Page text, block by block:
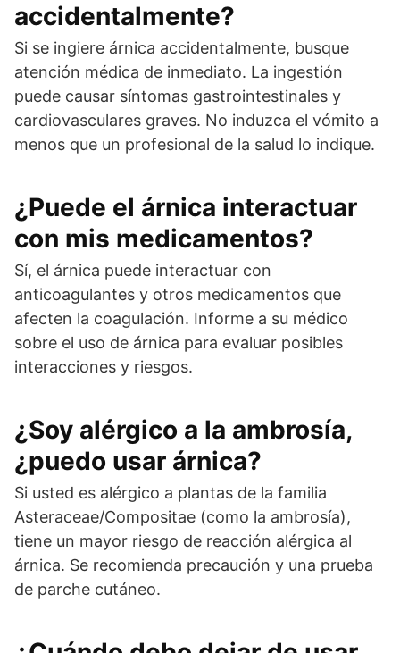
accidentalmente?
Si se ingiere árnica accidentalmente, busque
atención médica de inmediato. La ingestión
puede causar síntomas gastrointestinales y
cardiovasculares graves. No induzca el vómito a
menos que un profesional de la salud lo indique.
¿Puede el árnica interactuar
con mis medicamentos?
Sí, el árnica puede interactuar con
anticoagulantes y otros medicamentos que
afecten la coagulación. Informe a su médico
sobre el uso de árnica para evaluar posibles
interacciones y riesgos.
¿Soy alérgico a la ambrosía,
¿puedo usar árnica?
Si usted es alérgico a plantas de la familia
Asteraceae/Compositae (como la ambrosía),
tiene un mayor riesgo de reacción alérgica al
árnica. Se recomienda precaución y una prueba
de parche cutáneo.